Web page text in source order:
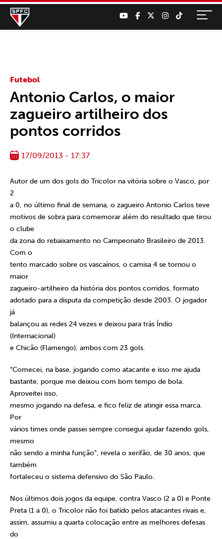
Futebol
Antonio Carlos, o maior
zagueiro artilheiro dos
pontos corridos
17/09/2013 - 17:37
Autor de um dos gols do Tricolor na vitória sobre o Vasco, por
2
a 0, no último final de semana, o zagueiro Antonio Carlos teve
motivos de sobra para comemorar além do resultado que tirou
o clube
da zona do rebaixamento no Campeonato Brasileiro de 2013.
Com o
tento marcado sobre os vascaínos, o camisa 4 se tornou o
maior
zagueiro-artilheiro da história dos pontos corridos, formato
adotado para a disputa da competição desde 2003. O jogador
já
balançou as redes 24 vezes e deixou para trás Índio
(Internacional)
e Chicão (Flamengo), ambos com 23 gols.
“Comecei, na base, jogando como atacante e isso me ajuda
bastante, porque me deixou com bom tempo de bola.
Aproveitei isso,
mesmo jogando na defesa, e fico feliz de atingir essa marca.
Por
vários times onde passei sempre consegui ajudar fazendo gols,
mesmo
não sendo a minha função”, revela o xerifão, de 30 anos, que
também
fortaleceu o sistema defensivo do São Paulo.
Nos últimos dois jogos da equipe, contra Vasco (2 a 0) e Ponte
Preta (1 a 0), o Tricolor não foi batido pelos atacantes rivais e,
assim, assumiu a quarta colocação entre as melhores defesas
do